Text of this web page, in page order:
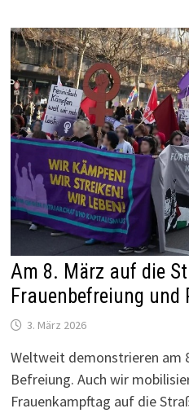
Am 8. März auf die
Frauenbefreiung und
3. März 2026
Weltweit demonstrieren am
Befreiung. Auch wir
Frauenkampftag auf die